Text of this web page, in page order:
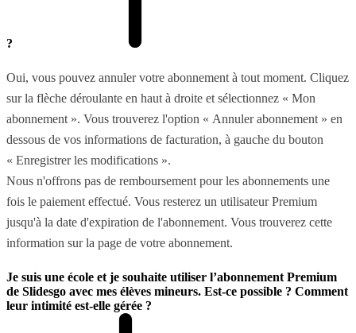
?
Oui, vous pouvez annuler votre abonnement à tout moment. Cliquez
sur la flèche déroulante en haut à droite et sélectionnez « Mon
abonnement ». Vous trouverez l'option « Annuler abonnement » en
dessous de vos informations de facturation, à gauche du bouton
« Enregistrer les modifications ».
Nous n'offrons pas de remboursement pour les abonnements une
fois le paiement effectué. Vous resterez un utilisateur Premium
jusqu'à la date d'expiration de l'abonnement. Vous trouverez cette
information sur la page de votre abonnement.
Je suis une école et je souhaite utiliser l’abonnement Premium
de Slidesgo avec mes élèves mineurs. Est-ce possible ? Comment
leur intimité est-elle gérée ?